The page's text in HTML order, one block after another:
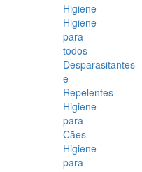
Higiene
Higiene
para
todos
Desparasitantes
e
Repelentes
Higiene
para
Cães
Higiene
para